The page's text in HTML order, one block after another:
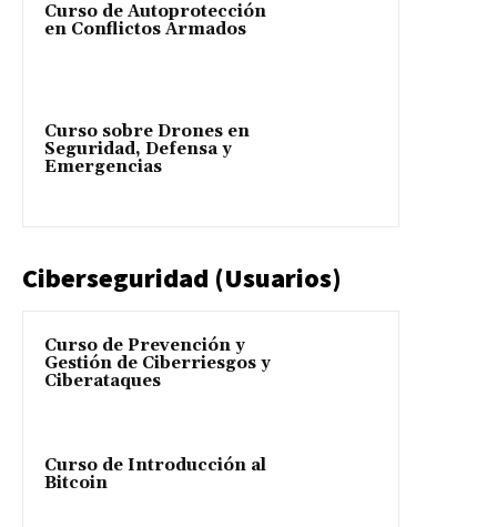
Curso de Autoprotección
en Conflictos Armados
Curso sobre Drones en
Seguridad, Defensa y
Emergencias
Ciberseguridad (Usuarios)
Curso de Prevención y
Gestión de Ciberriesgos y
Ciberataques
Curso de Introducción al
Bitcoin